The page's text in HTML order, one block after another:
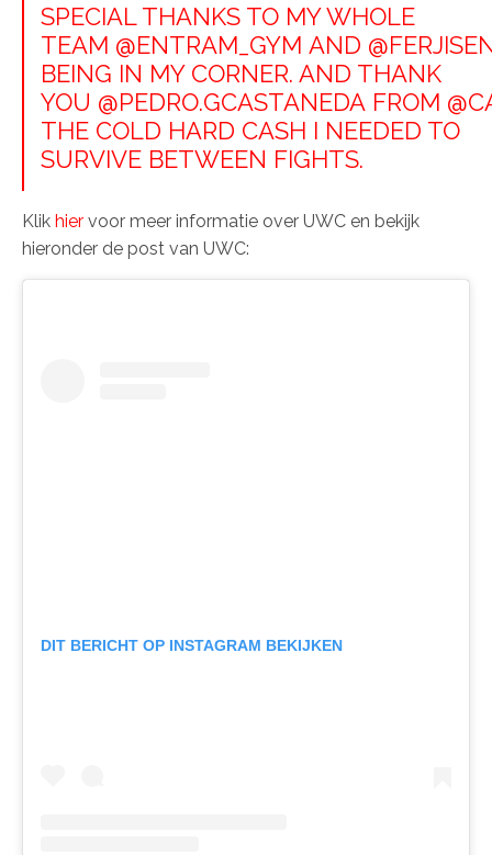
SPECIAL THANKS TO MY WHOLE
TEAM @ENTRAM_GYM AND
BEING IN MY CORNER. AND THANK
YOU @PEDRO.GCASTANEDA FROM
THE COLD HARD CASH I NEEDED TO
SURVIVE BETWEEN FIGHTS.
Klik hier voor meer informatie over UWC en bekijk
hieronder de post van UWC:
DIT BERICHT OP INSTAGRAM BEKIJKEN